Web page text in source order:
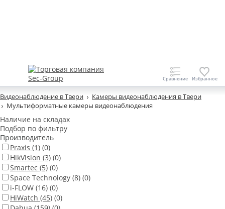
Видеонаблюдение в Твери
Камеры видеонаблюдения в Твери
Мультиформатные камеры видеонаблюдения
Наличие на складах
Подбор по фильтру
Производитель
Praxis (1) (0)
HikVision (3) (0)
Smartec (5) (0)
Space Technology (8) (0)
i-FLOW (16) (0)
HiWatch (45) (0)